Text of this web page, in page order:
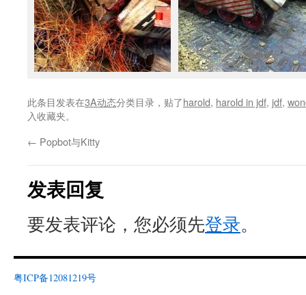
此条目发表在3A动态分类目录，贴了harold, harold in jdf, jdf,
入收藏夹。
← Popbot与Kitty
发表回复
要发表评论，您必须先登录。
粤ICP备12081219号